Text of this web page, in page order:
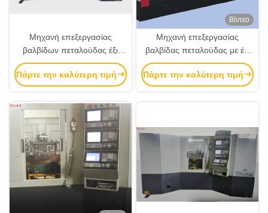
Μηχανή επεξεργασίας
βαλβίδων πεταλούδας έξι
σταθμών
Πάρτε την καλύτερη τιμή
Βίντεο
Μηχανή επεξεργασίας
βαλβίδας πεταλούδας με έξι
σταθμούς υψηλής ακρίβειας
Πάρτε την καλύτερη τιμή